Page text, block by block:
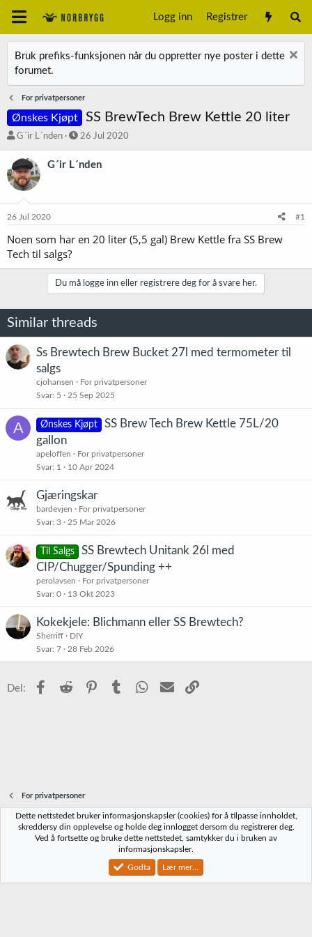
Logg inn Registrer
Bruk prefiks-funksjonen når du oppretter nye poster i dette
forumet.
For privatpersoner
Ønskes Kjøpt SS BrewTech Brew Kettle 20 liter
T
å
d
s
t
r
G´ir L´nden
S
a
o
26 Jul 2020
G´ir L´nden
26 Jul 2020 #1
Noen som har en 20 liter (5,5 gal) Brew Kettle fra SS Brew
Tech til salgs?
Du må logge inn eller registrere deg for å svare her.
Similar threads
Ss Brewtech Brew Bucket 27l med termometer til
salgs
cjohansen
For privatpersoner
Svar 5 25 Sep 2025
A Ønskes Kjøpt
SS Brew Tech Brew Kettle 75L/20
gallon
apeloffen
For privatpersoner
Svar 1 10 Apr 2024
Gjæringskar
bardevjen
For privatpersoner
Svar 3 25 Mar 2026
Til Salgs
SS Brewtech Unitank 26l med
CIP/Chugger/Spunding ++
perolavsen
For privatpersoner
Svar 0 13 Okt 2023
Kokekjele: Blichmann eller SS Brewtech?
Sherriff
DIY
Svar 7 28 Feb 2026
Del: Facebook
Reddit PinterestTumblr WhatsApp
E-post
For privatpersoner
Norbrygg-default
Vilkår og regler Personvernregler
Community platform by XenForo® © 2010-2023 XenForo Ltd.
Dette nettstedet bruker informasjonskapsler (cookies) for å tilpasse innholdet,
skreddersy din opplevelse og holde deg innlogget dersom du registrerer deg.
Ved å fortsette og bruke dette nettstedet, samtykker du i bruken av
informasjonskapsler.
Godta Lær mer...